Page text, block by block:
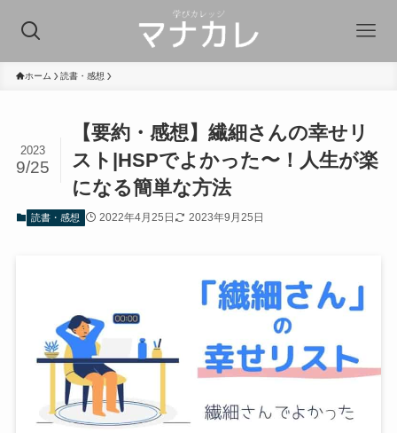
ホーム 読書・感想
【要約・感想】繊細さんの幸せリ
スト|HSPでよかった〜！人生が楽
になる簡単な方法
2023
9/25
読書・感想 2022年4月25日 2023年9月25日